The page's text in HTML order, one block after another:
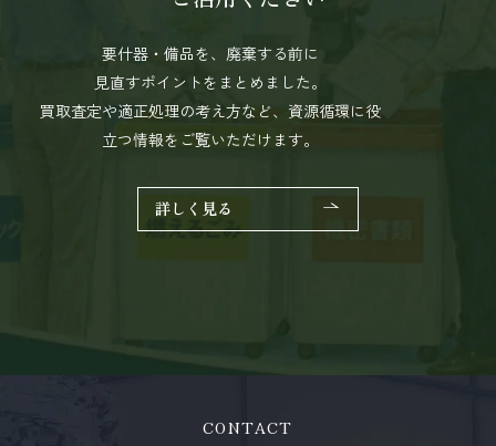
要什器・備品を、廃棄する前に
見直すポイントをまとめました。
買取査定や適正処理の考え方など、資源循環に役
立つ情報をご覧いただけます。
詳しく見る
CONTACT